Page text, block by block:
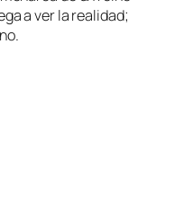
a ver la reali­dad;